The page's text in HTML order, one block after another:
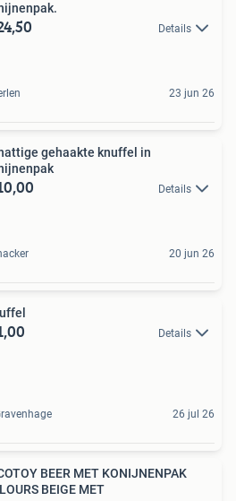
Details
23 jun 26
gehaakte knuffel in
Details
20 jun 26
Details
26 jul 26
BEER MET KONIJNENPAK
BEIGE MET